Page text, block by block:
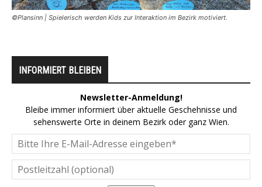
©Plansinn | Spielerisch werden Kids zur Interaktion im Bezirk motiviert.
INFORMIERT BLEIBEN
Newsletter-Anmeldung!
Bleibe immer informiert über aktuelle Geschehnisse und
sehenswerte Orte in deinem Bezirk oder ganz Wien.